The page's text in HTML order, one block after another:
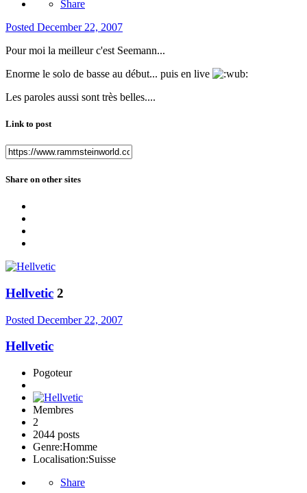
Share
Posted December 22, 2007
Pour moi la meilleur c'est Seemann...
Enorme le solo de basse au début... puis en live
Les paroles aussi sont très belles....
Link to post
Share on other sites
Hellvetic 2
Posted December 22, 2007
Hellvetic
Pogoteur
Membres
2
2044 posts
Genre:Homme
Localisation:Suisse
Share